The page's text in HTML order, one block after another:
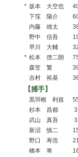
* 坂本 大空也
下窪 陽介
内藤 雄太
野中 信吾
早川 大輔
* 松本 啓二朗
森笠 繁
吉村 裕基
【捕手】
黒羽根 利規
杉本 昌都
3
武山 真吾
3
新沼 慎二
野口 寿浩
橋本 将